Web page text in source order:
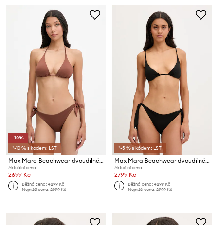
-10%
*-10 % s kódem: LST
Max Mara Beachwear dvoudílné plavky dámské BABY
Aktuální cena:
2699 Kč
Běžná cena:4299 Kč
Nejnižší cena:2999 Kč
*-5 % s kódem: LST
Max Mara Beachwear dvoudílné plavky dámské BABY
Aktuální cena:
2799 Kč
Běžná cena:4299 Kč
Nejnižší cena:2999 Kč